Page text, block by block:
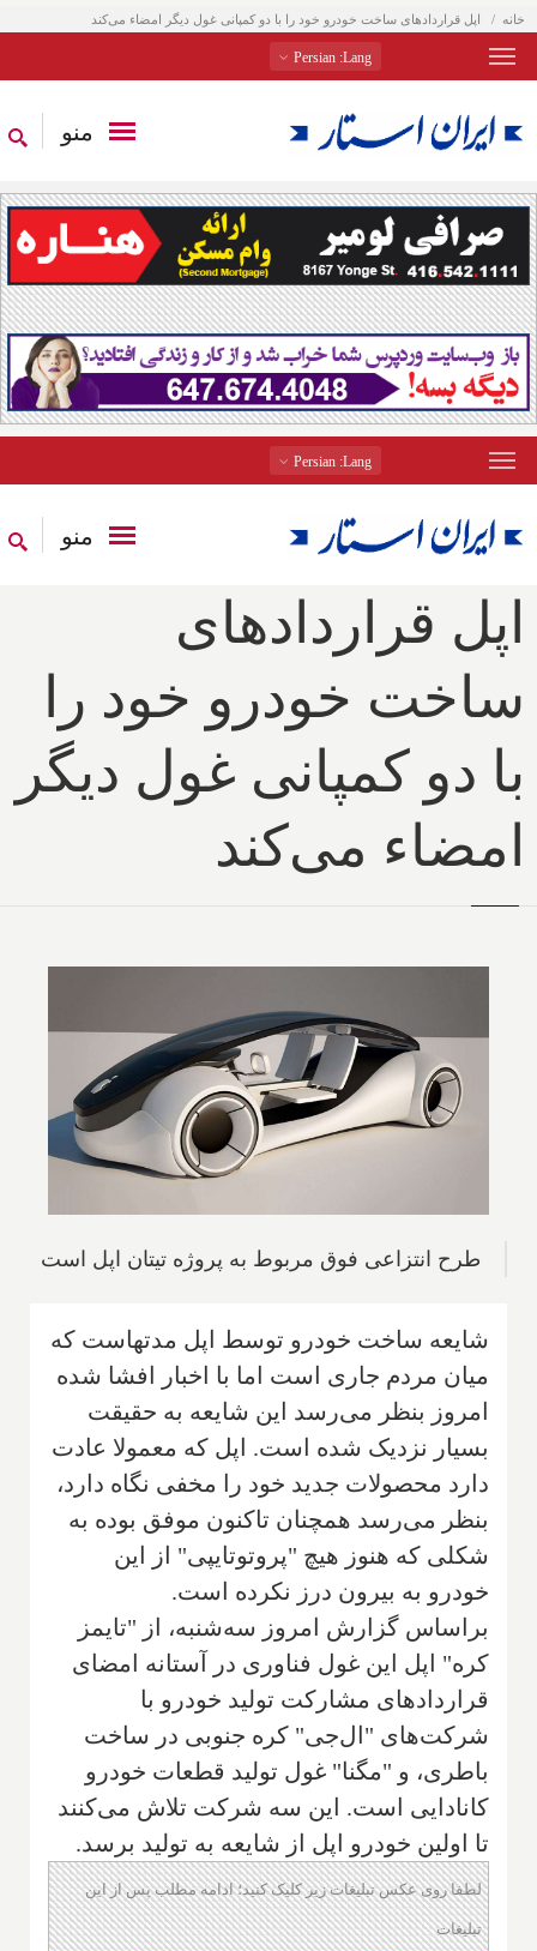
خانه اپل قراردادهای ساخت خودرو خود را با دو کمپانی غول دیگر امضاء می‌کند
Lang
: Persian
منو
Lang
: Persian
منو
اپل قراردادهای
ساخت خودرو خود را
با دو کمپانی غول دیگر
امضاء می‌کند
طرح انتزاعی فوق مربوط به پروژه تیتان اپل است
شایعه ساخت خودرو توسط اپل مدتهاست که
میان مردم جاری است اما با اخبار افشا شده
امروز بنظر می‌رسد این شایعه به حقیقت
بسیار نزدیک شده است. اپل که معمولا عادت
دارد محصولات جدید خود را مخفی نگاه دارد،
بنظر می‌رسد همچنان تاکنون موفق بوده به
شکلی که هنوز هیچ "پروتوتایپی" از این
خودرو به بیرون درز نکرده است.
براساس گزارش امروز سه‌شنبه، از "تایمز
کره" اپل این غول فناوری در آستانه امضای
قراردادهای مشارکت تولید خودرو با
شرکت‌های "ال‌جی" کره جنوبی در ساخت
باطری، و "مگنا" غول تولید قطعات خودرو
کانادایی است. این سه شرکت تلاش می‌کنند
تا اولین خودرو اپل از شایعه به تولید برسد.
لطفا روی عکس تبلیغات زیر کلیک کنید؛ ادامه مطلب پس از این
تبلیغات